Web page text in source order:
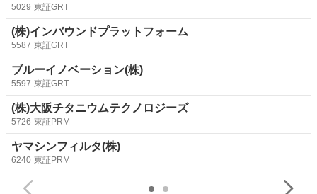
5029 東証GRT
(株)インバウンドプラットフォーム
5587 東証GRT
ブルーイノベーション(株)
5597 東証GRT
(株)大阪チタニウムテクノロジーズ
5726 東証PRM
ヤマシンフィルタ(株)
6240 東証PRM